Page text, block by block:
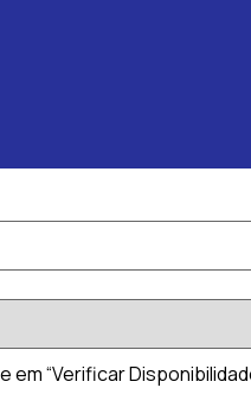
em “Verificar